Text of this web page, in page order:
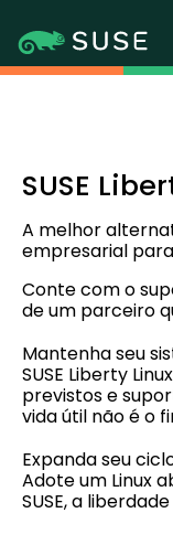
SUSE
A melhor
empresarial para
Conte com o
de um parceiro
Mantenha seu
SUSE Liberty
previstos e
vida útil não é o
Expanda seu
Adote um Linux
SUSE, a